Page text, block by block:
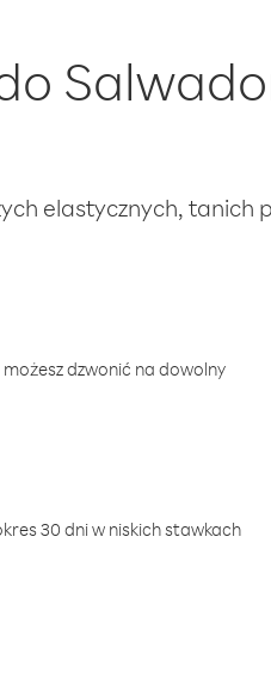
elastycznych, tanich
dzwonić na dowolny
30 dni w niskich stawkach